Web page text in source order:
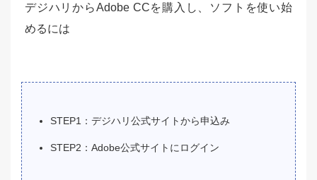
デジハリからAdobe CCを購入し、ソフトを使い始
めるには
STEP1：デジハリ公式サイトから申込み
STEP2：Adobe公式サイトにログイン